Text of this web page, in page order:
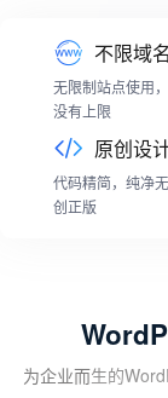
不限域
无限制站点使用
没有上限
原创设
代码精简，纯净
创正版
为企业而生的